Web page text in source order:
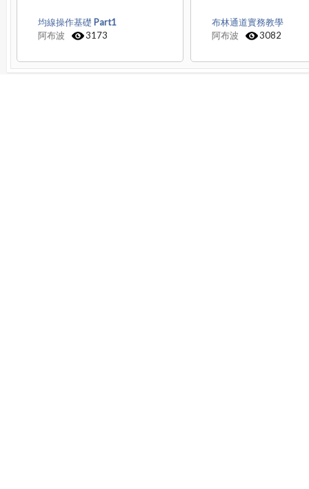
均線操作基礎 Part1
阿布波
3173
布林通道實務教學
阿布波
3082